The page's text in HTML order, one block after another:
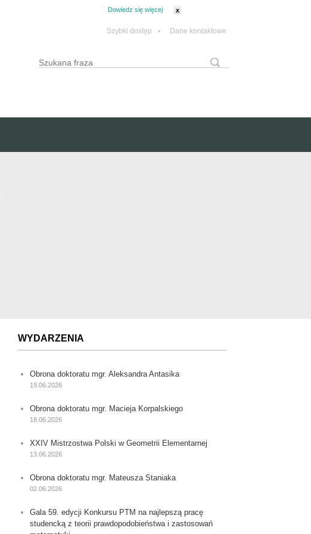
Dowiedz się więcej x
Szybki dostęp • Dane kontaktowe
Formularz wyszukiwania
Wyszukaj
WYDARZENIA
Obrona doktoratu mgr. Aleksandra Antasika
19.06.2026
Obrona doktoratu mgr. Macieja Korpalskiego
18.06.2026
XXIV Mistrzostwa Polski w Geometrii Elementarnej
13.06.2026
Obrona doktoratu mgr. Mateusza Staniaka
02.06.2026
Gala 59. edycji Konkursu PTM na najlepszą pracę
studencką z teorii prawdopodobieństwa i zastosowań